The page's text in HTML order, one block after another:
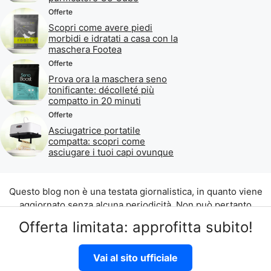
Offerta limitata: approfitta subito!
Vai al sito ufficiale
Offerte
Scopri come avere piedi
morbidi e idratati a casa con la
maschera Footea
Offerte
Prova ora la maschera seno
tonificante: décolleté più
compatto in 20 minuti
Offerte
Asciugatrice portatile
compatta: scopri come
asciugare i tuoi capi ovunque
Questo blog non è una testata giornalistica, in quanto viene
aggiornato senza alcuna periodicità. Non può pertanto
del 07.03.2001.
©2026 di Aliados Srl C.da Piana Romana snc, 90010 Lascari
(PA) P.IVA 07262700821